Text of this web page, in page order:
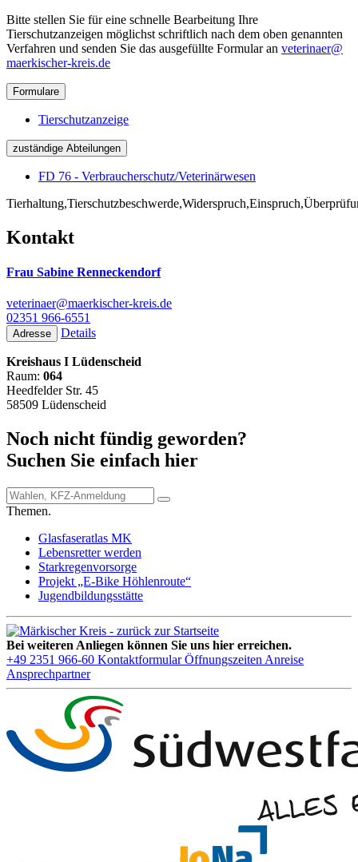
Bitte stellen Sie für eine schnelle Bearbeitung Ihre
Tierschutzanzeigen möglichst schriftlich nach dem oben genannten
Verfahren und senden Sie das ausgefüllte Formular an veterinaer@​
maerkischer-kreis.de
Formulare
Tierschutzanzeige
zuständige Abteilungen
FD 76 - Verbraucherschutz/Veterinärwesen
Kontakt
Frau Sabine Renneckendorf
veterinaer@maerkischer-kreis.de
02351 966-6551
Adresse Details
Kreishaus I Lüdenscheid
Raum: 064
Heedfelder Str. 45
58509 Lüdenscheid
Noch nicht fündig geworden?
Suchen Sie einfach hier
Themen.
Glasfaseratlas MK
Lebensretter werden
Starkregenvorsorge
Projekt „E-Bike Höhlenroute“
Jugendbildungsstätte
Bei weiteren Anliegen können Sie uns hier erreichen.
+49 2351 966-60 Kontaktformular Öffnungszeiten Anreise
Ansprechpartner